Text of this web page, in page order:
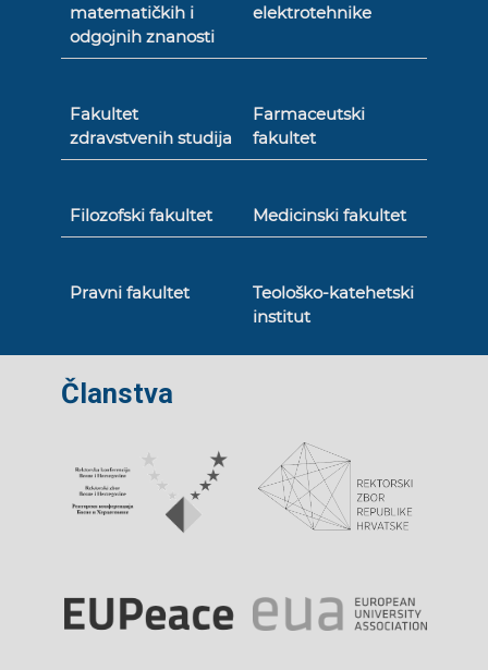
matematičkih i
odgojnih znanosti
elektrotehnike
Fakultet
zdravstvenih studija
Farmaceutski
fakultet
Filozofski fakultet Medicinski fakultet
Pravni fakultet
Teološko-katehetski
institut
Članstva